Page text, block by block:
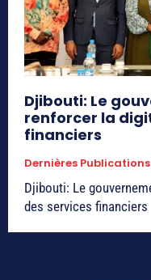
Djibouti: Le
renforcer la
financiers
Dernières Publications
Djibouti: Le
des services financiers